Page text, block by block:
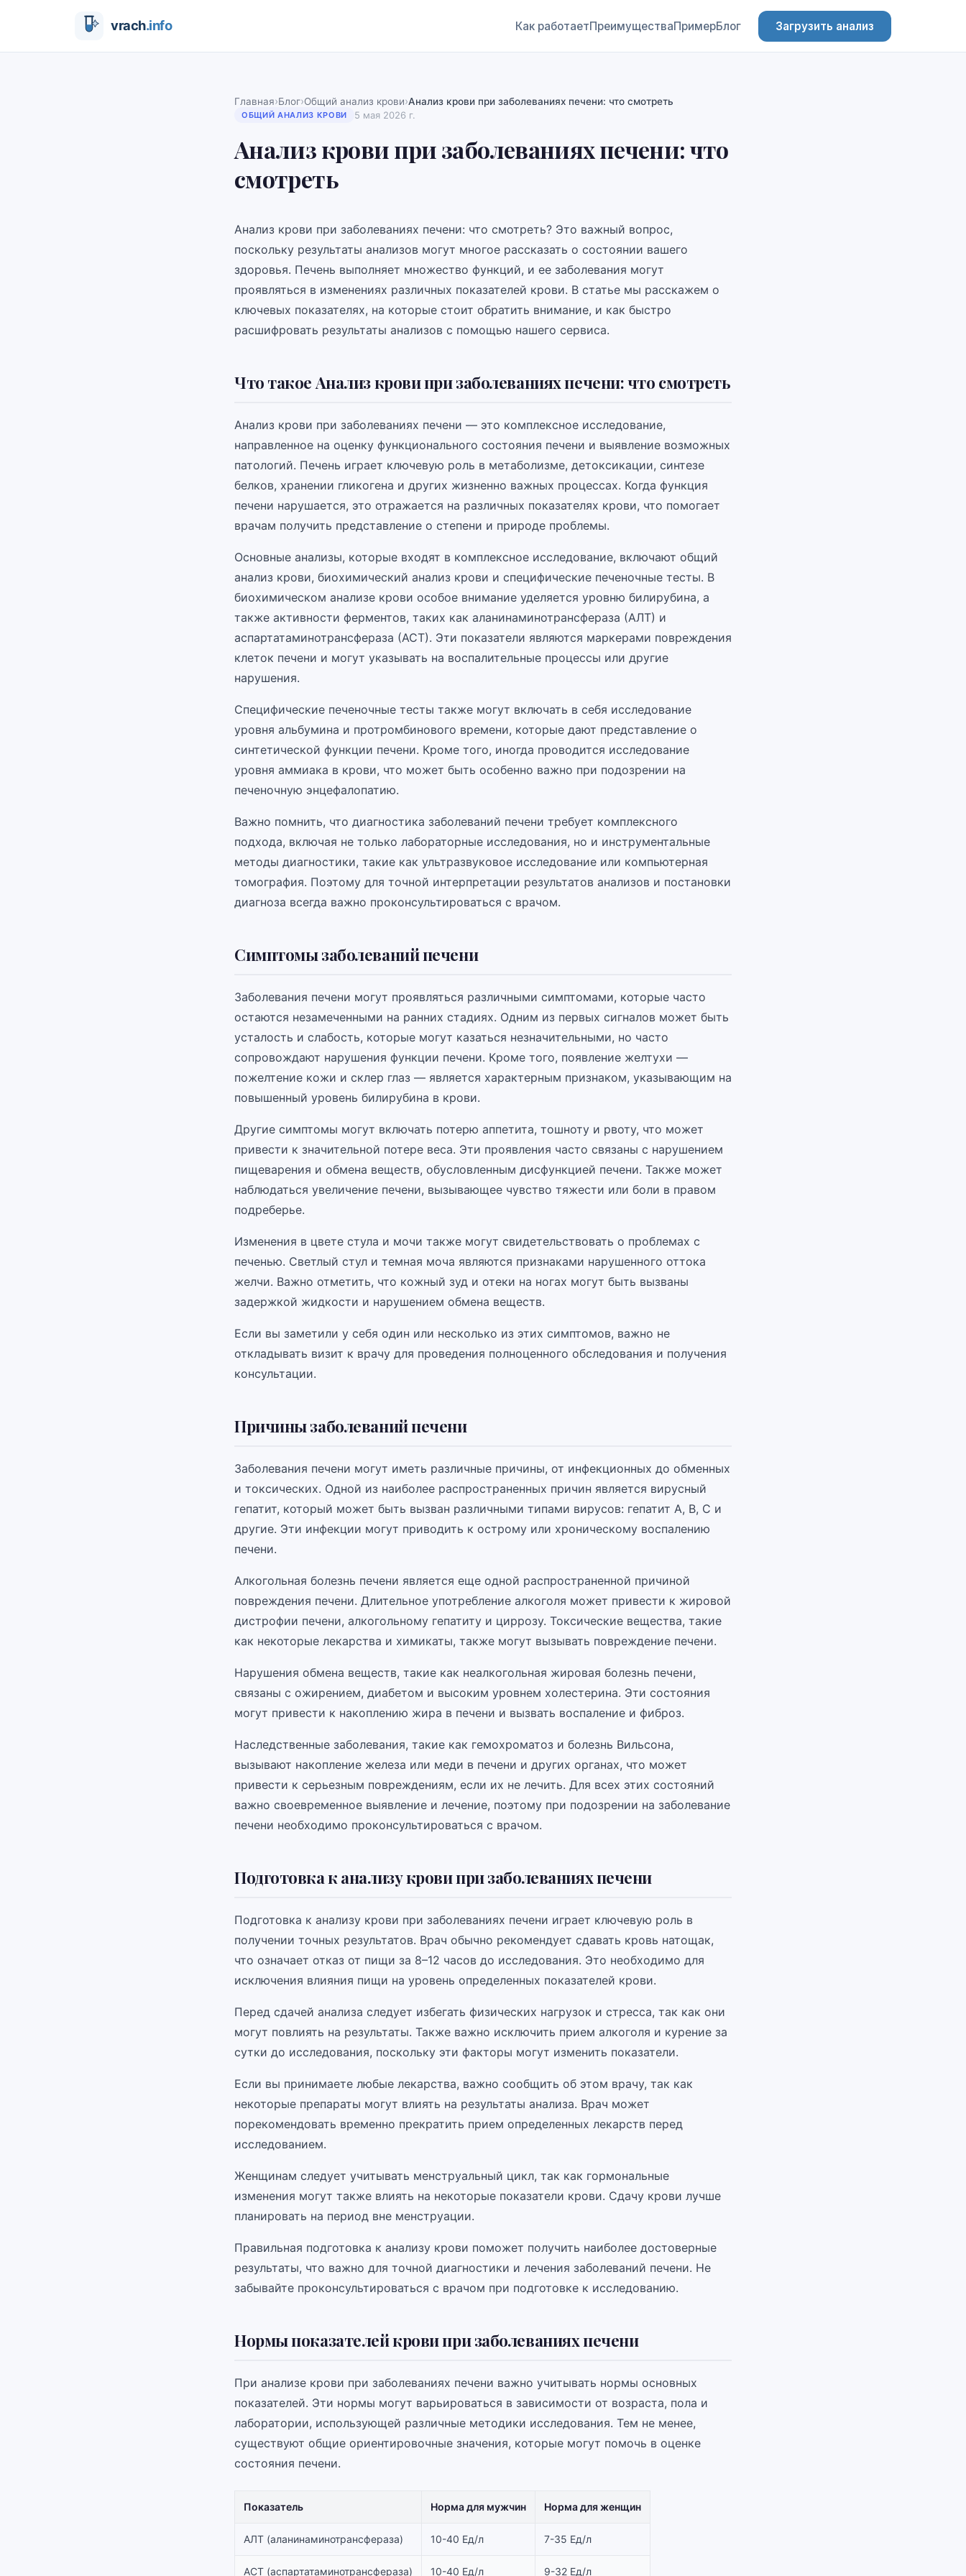
Как работаетПреимуществаПримерБлог Загрузить анализ
Главная›Блог›Общий анализ крови›Анализ крови при заболеваниях печени: что смотреть
ОБЩИЙ АНАЛИЗ КРОВИ 5 мая 2026 г.
Анализ крови при заболеваниях печени: что
смотреть
Анализ крови при заболеваниях печени: что смотреть? Это важный вопрос,
поскольку результаты анализов могут многое рассказать о состоянии вашего
здоровья. Печень выполняет множество функций, и ее заболевания могут
проявляться в изменениях различных показателей крови. В статье мы расскажем о
ключевых показателях, на которые стоит обратить внимание, и как быстро
расшифровать результаты анализов с помощью нашего сервиса.
Что такое Анализ крови при заболеваниях печени: что смотреть
Анализ крови при заболеваниях печени — это комплексное исследование,
направленное на оценку функционального состояния печени и выявление возможных
патологий. Печень играет ключевую роль в метаболизме, детоксикации, синтезе
белков, хранении гликогена и других жизненно важных процессах. Когда функция
печени нарушается, это отражается на различных показателях крови, что помогает
врачам получить представление о степени и природе проблемы.
Основные анализы, которые входят в комплексное исследование, включают общий
анализ крови, биохимический анализ крови и специфические печеночные тесты. В
биохимическом анализе крови особое внимание уделяется уровню билирубина, а
также активности ферментов, таких как аланинаминотрансфераза (АЛТ) и
аспартатаминотрансфераза (АСТ). Эти показатели являются маркерами повреждения
клеток печени и могут указывать на воспалительные процессы или другие
нарушения.
Специфические печеночные тесты также могут включать в себя исследование
уровня альбумина и протромбинового времени, которые дают представление о
синтетической функции печени. Кроме того, иногда проводится исследование
уровня аммиака в крови, что может быть особенно важно при подозрении на
печеночную энцефалопатию.
Важно помнить, что диагностика заболеваний печени требует комплексного
подхода, включая не только лабораторные исследования, но и инструментальные
методы диагностики, такие как ультразвуковое исследование или компьютерная
томография. Поэтому для точной интерпретации результатов анализов и постановки
диагноза всегда важно проконсультироваться с врачом.
Симптомы заболеваний печени
Заболевания печени могут проявляться различными симптомами, которые часто
остаются незамеченными на ранних стадиях. Одним из первых сигналов может быть
усталость и слабость, которые могут казаться незначительными, но часто
сопровождают нарушения функции печени. Кроме того, появление желтухи —
пожелтение кожи и склер глаз — является характерным признаком, указывающим на
повышенный уровень билирубина в крови.
Другие симптомы могут включать потерю аппетита, тошноту и рвоту, что может
привести к значительной потере веса. Эти проявления часто связаны с нарушением
пищеварения и обмена веществ, обусловленным дисфункцией печени. Также может
наблюдаться увеличение печени, вызывающее чувство тяжести или боли в правом
подреберье.
Изменения в цвете стула и мочи также могут свидетельствовать о проблемах с
печенью. Светлый стул и темная моча являются признаками нарушенного оттока
желчи. Важно отметить, что кожный зуд и отеки на ногах могут быть вызваны
задержкой жидкости и нарушением обмена веществ.
Если вы заметили у себя один или несколько из этих симптомов, важно не
откладывать визит к врачу для проведения полноценного обследования и получения
консультации.
Причины заболеваний печени
Заболевания печени могут иметь различные причины, от инфекционных до обменных
и токсических. Одной из наиболее распространенных причин является вирусный
гепатит, который может быть вызван различными типами вирусов: гепатит А, В, С и
другие. Эти инфекции могут приводить к острому или хроническому воспалению
печени.
Алкогольная болезнь печени является еще одной распространенной причиной
повреждения печени. Длительное употребление алкоголя может привести к жировой
дистрофии печени, алкогольному гепатиту и циррозу. Токсические вещества, такие
как некоторые лекарства и химикаты, также могут вызывать повреждение печени.
Нарушения обмена веществ, такие как неалкогольная жировая болезнь печени,
связаны с ожирением, диабетом и высоким уровнем холестерина. Эти состояния
могут привести к накоплению жира в печени и вызвать воспаление и фиброз.
Наследственные заболевания, такие как гемохроматоз и болезнь Вильсона,
вызывают накопление железа или меди в печени и других органах, что может
привести к серьезным повреждениям, если их не лечить. Для всех этих состояний
важно своевременное выявление и лечение, поэтому при подозрении на заболевание
печени необходимо проконсультироваться с врачом.
Подготовка к анализу крови при заболеваниях печени
Подготовка к анализу крови при заболеваниях печени играет ключевую роль в
получении точных результатов. Врач обычно рекомендует сдавать кровь натощак,
что означает отказ от пищи за 8–12 часов до исследования. Это необходимо для
исключения влияния пищи на уровень определенных показателей крови.
Перед сдачей анализа следует избегать физических нагрузок и стресса, так как они
могут повлиять на результаты. Также важно исключить прием алкоголя и курение за
сутки до исследования, поскольку эти факторы могут изменить показатели.
Если вы принимаете любые лекарства, важно сообщить об этом врачу, так как
некоторые препараты могут влиять на результаты анализа. Врач может
порекомендовать временно прекратить прием определенных лекарств перед
исследованием.
Женщинам следует учитывать менструальный цикл, так как гормональные
изменения могут также влиять на некоторые показатели крови. Сдачу крови лучше
планировать на период вне менструации.
Правильная подготовка к анализу крови поможет получить наиболее достоверные
результаты, что важно для точной диагностики и лечения заболеваний печени. Не
забывайте проконсультироваться с врачом при подготовке к исследованию.
Нормы показателей крови при заболеваниях печени
При анализе крови при заболеваниях печени важно учитывать нормы основных
показателей. Эти нормы могут варьироваться в зависимости от возраста, пола и
лаборатории, использующей различные методики исследования. Тем не менее,
существуют общие ориентировочные значения, которые могут помочь в оценке
состояния печени.
Показатель Норма для мужчин Норма для женщин
АЛТ (аланинаминотрансфераза) 10-40 Ед/л 7-35 Ед/л
АСТ (аспартатаминотрансфераза) 10-40 Ед/л 9-32 Ед/л